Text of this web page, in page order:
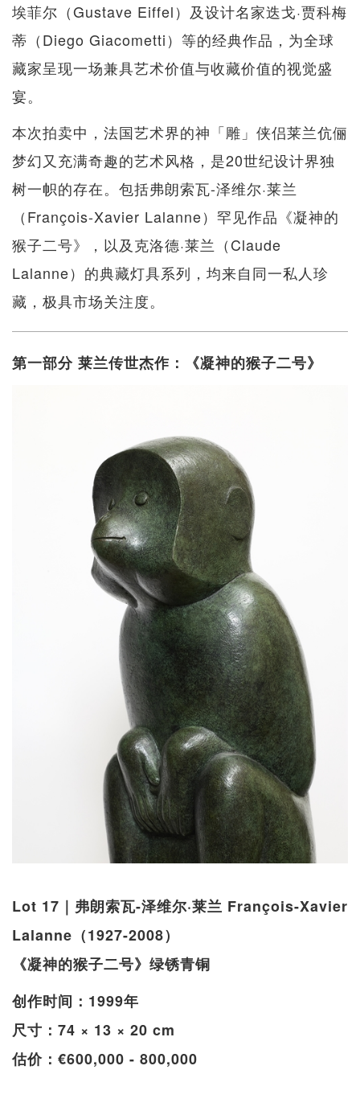
埃菲尔（Gustave Eiffel）及设计名家迭戈·贾科梅
蒂（Diego Giacometti）等的经典作品，为全球
藏家呈现一场兼具艺术价值与收藏价值的视觉盛
宴。
本次拍卖中，法国艺术界的神「雕」侠侣莱兰伉俪
梦幻又充满奇趣的艺术风格，是20世纪设计界独
树一帜的存在。包括弗朗索瓦-泽维尔·莱兰
（François-Xavier Lalanne）罕见作品《凝神的
猴子二号》，以及克洛德·莱兰（Claude
Lalanne）的典藏灯具系列，均来自同一私人珍
藏，极具市场关注度。
第一部分 莱兰传世杰作：《凝神的猴子二号》
Lot 17｜弗朗索瓦-泽维尔·莱兰 François-Xavier
Lalanne（1927-2008）
《凝神的猴子二号》绿锈青铜
创作时间：1999年
尺寸：74 × 13 × 20 cm
估价：€600,000 - 800,000